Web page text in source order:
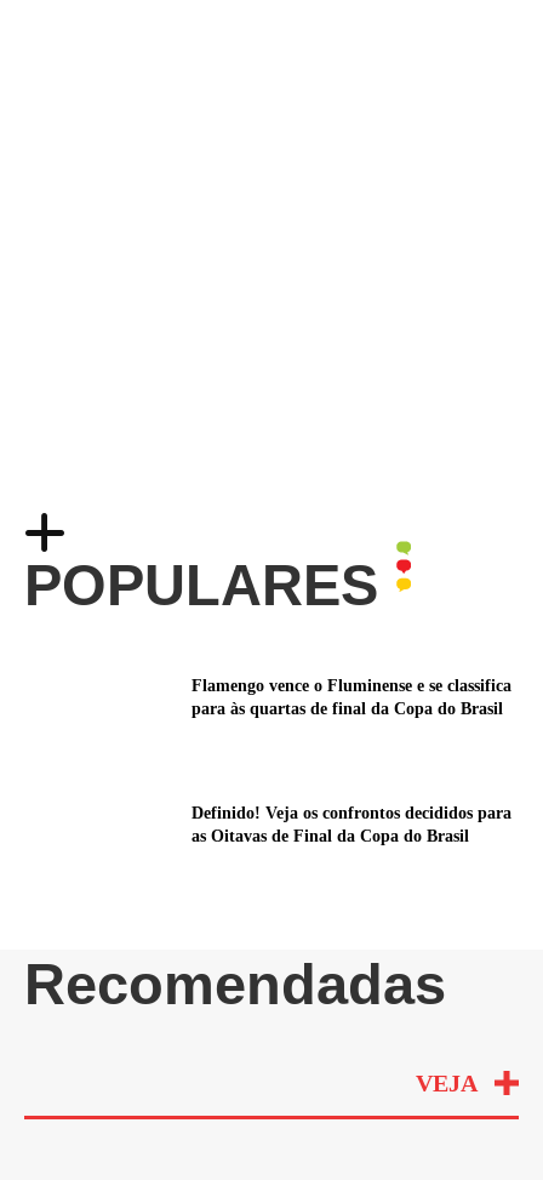
POPULARES
Flamengo vence o Fluminense e se classifica
para às quartas de final da Copa do Brasil
Definido! Veja os confrontos decididos para
as Oitavas de Final da Copa do Brasil
Recomendadas
VEJA